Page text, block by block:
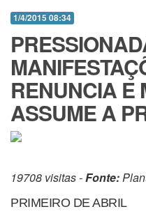
1/4/2015 08:34
RENUNCIA E
ASSUME A
19708 visitas -Fonte:
PRIMEIRO DE ABRIL